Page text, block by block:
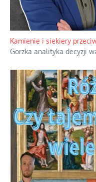
Familijny spór o biskupie
Rodzinna polemika wokół